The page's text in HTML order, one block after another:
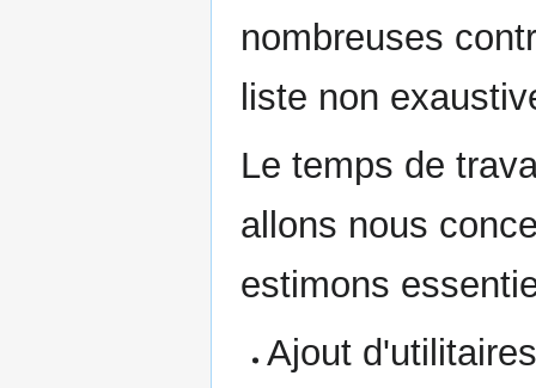
nombreuses
liste non
Le temps de
allons nous
estimons
Ajout